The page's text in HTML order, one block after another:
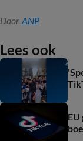
Door ANP
Lees ook